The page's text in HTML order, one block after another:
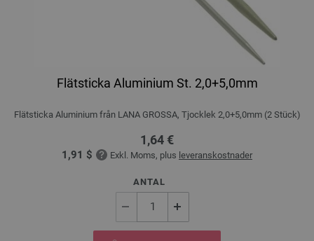
Flätsticka Aluminium St. 2,0+5,0mm
Flätsticka Aluminium från LANA GROSSA, Tjocklek 2,0+5,0mm (2 Stück)
1,64 €
1,91 $ Exkl. Moms, plus leveranskostnader
ANTAL